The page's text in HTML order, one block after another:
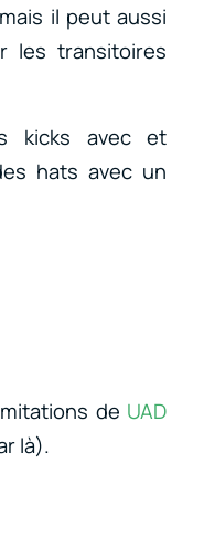
il peut aussi
les transitoires
kicks avec et
hats avec un
de UAD
là).